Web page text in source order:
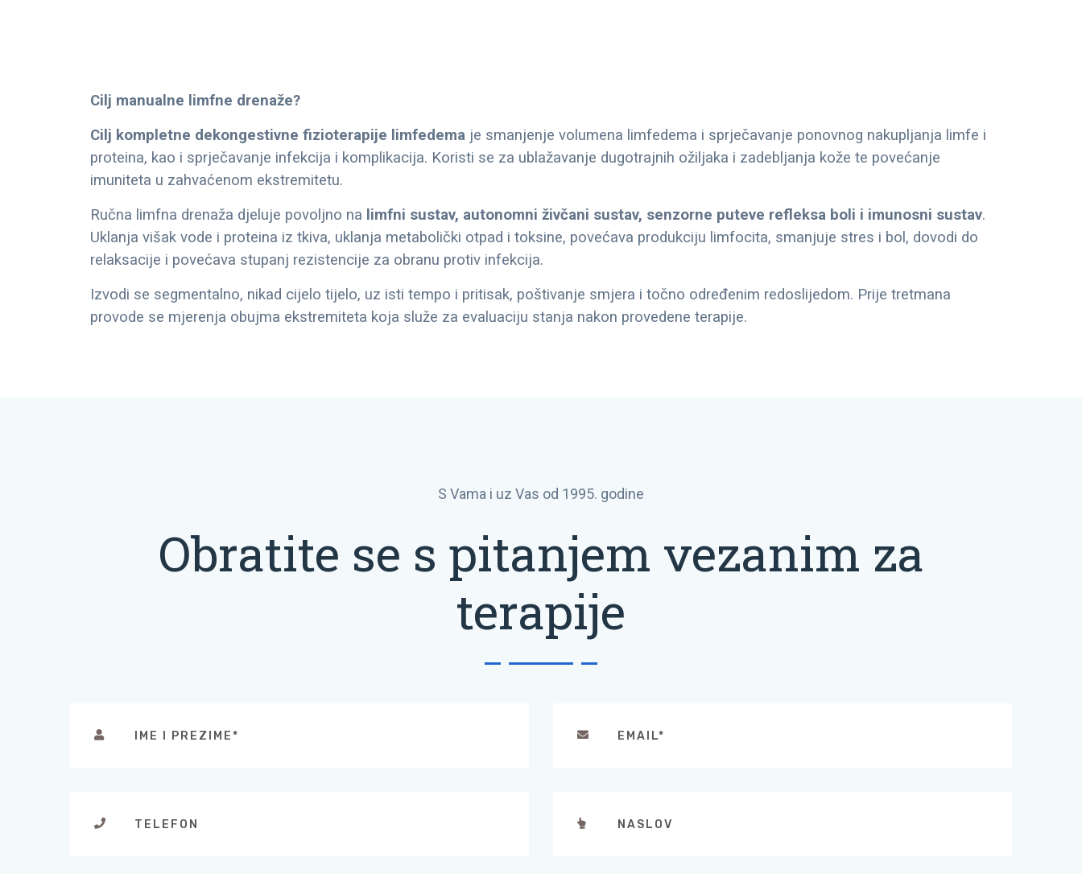
Cilj manualne limfne drenaže?
Cilj kompletne dekongestivne fizioterapije limfedema je smanjenje volumena limfedema i sprječavanje ponovnog nakupljanja limfe i
proteina, kao i sprječavanje infekcija i komplikacija. Koristi se za ublažavanje dugotrajnih ožiljaka i zadebljanja kože te povećanje
imuniteta u zahvaćenom ekstremitetu.
Ručna limfna drenaža djeluje povoljno na limfni sustav, autonomni živčani sustav, senzorne puteve refleksa boli i imunosni sustav.
Uklanja višak vode i proteina iz tkiva, uklanja metabolički otpad i toksine, povećava produkciju limfocita, smanjuje stres i bol, dovodi do
relaksacije i povećava stupanj rezistencije za obranu protiv infekcija.
Izvodi se segmentalno, nikad cijelo tijelo, uz isti tempo i pritisak, poštivanje smjera i točno određenim redoslijedom. Prije tretmana
provode se mjerenja obujma ekstremiteta koja služe za evaluaciju stanja nakon provedene terapije.
S Vama i uz Vas od 1995. godine
Obratite se s pitanjem vezanim za
terapije